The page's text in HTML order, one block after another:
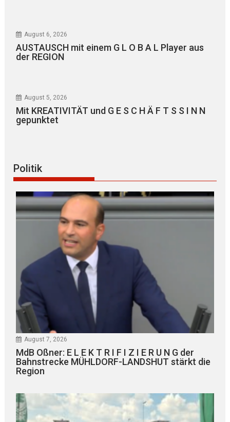
August 6, 2026
AUSTAUSCH mit einem G L O B A L Player aus
der REGION
August 5, 2026
Mit KREATIVITÄT und G E S C H Ä F T S S I N N
gepunktet
Politik
August 7, 2026
MdB Oßner: E L E K T R I F I Z I E R U N G der
Bahnstrecke MÜHLDORF-LANDSHUT stärkt die
Region